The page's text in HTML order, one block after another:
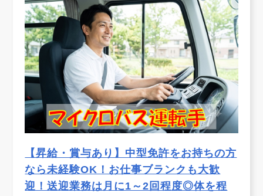
【昇給・賞与あり】中型免許をお持ちの方
なら未経験OK！お仕事ブランクも大歓
迎！送迎業務は月に1～2回程度◎体を程